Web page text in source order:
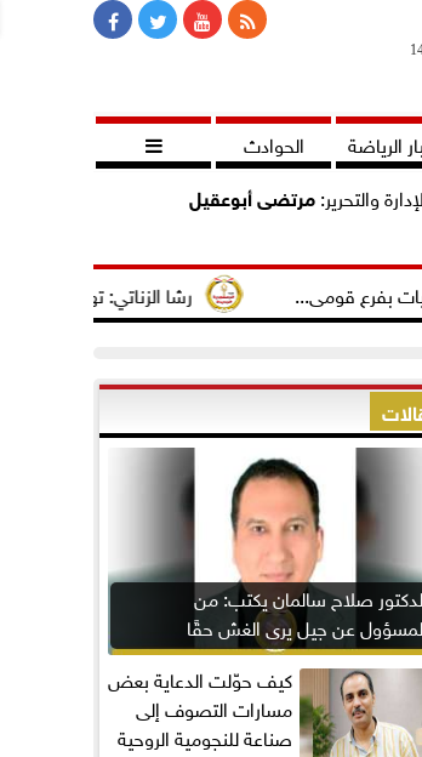
الرياضة الحوادث

والتحرير:مرتضى أبوعقيل
رشا الزناتي: تهنئ النائب مصطفى
صلاح سالمان يكتب: من
عن جيل يرى الغش حقًا
كيف حوّلت الدعاية بعض
مسارات التصوف إلى
صناعة للنجومية الروحية